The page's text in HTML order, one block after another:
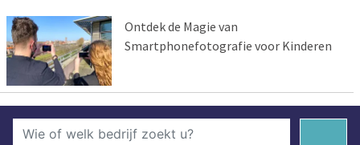
Ontdek de Magie van
Smartphonefotografie voor Kinderen